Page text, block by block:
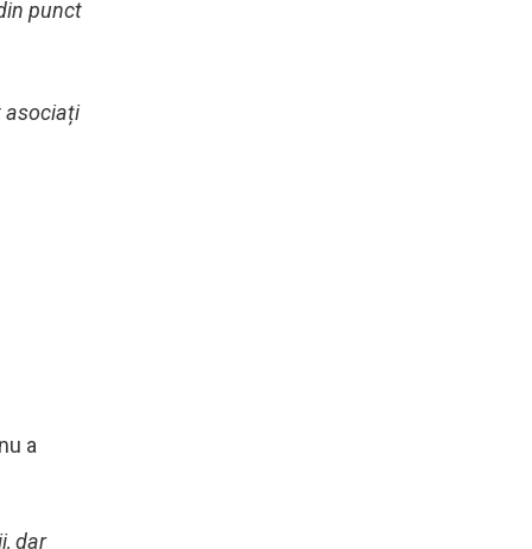
punct
asociați
a
dar